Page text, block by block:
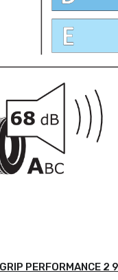
PERFORMANCE 2